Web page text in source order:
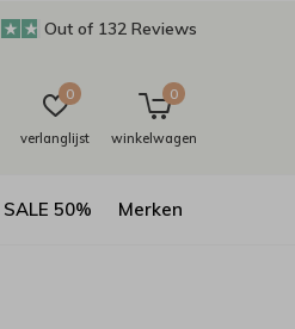
SALE 50% Merken
verlanglijst
0
winkelwagen
0
Out of 132 Reviews